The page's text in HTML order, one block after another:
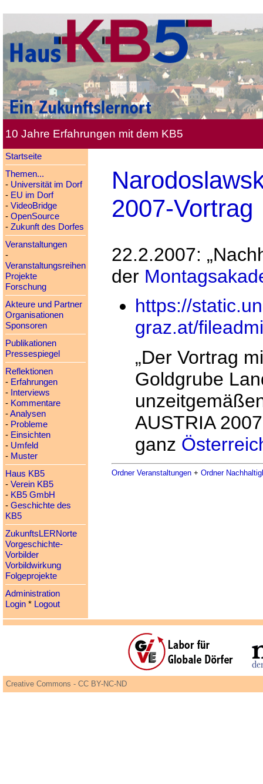
10 Jahre Erfahrungen mit dem KB5
Startseite
Themen...
- Universität im Dorf
- EU im Dorf
- VideoBridge
- OpenSource
- Zukunft des Dorfes
Veranstaltungen
-
Veranstaltungsreihen
Projekte
Forschung
Akteure und Partner
Organisationen
Sponsoren
Publikationen
Pressespiegel
Reflektionen
- Erfahrungen
- Interviews
- Kommentare
-Analysen
- Probleme
- Einsichten
- Umfeld
- Muster
Haus KB5
- Verein KB5
- KB5 GmbH
- Geschichte des
KB5
ZukunftsLERNorte
Vorgeschichte-
Vorbilder
Vorbildwirkung
Folgeprojekte
Administration
Login * Logout
2007-Vortrag
22.2.2007:
der
https://
graz.at/
„Der Vortrag
Goldgrube
AUSTRIA
ganz
Ordner Veranstaltungen + Ordner
Creative Commons - CC BY-NC-ND